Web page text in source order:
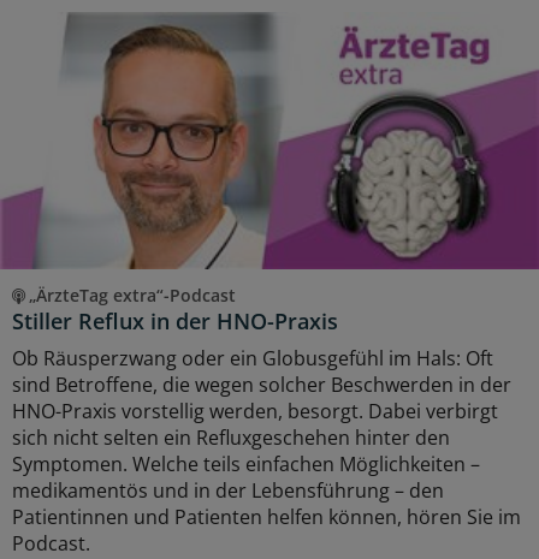
„ÄrzteTag extra“-Podcast
Stiller Reflux in der HNO-Praxis
Ob Räusperzwang oder ein Globusgefühl im Hals: Oft
sind Betroffene, die wegen solcher Beschwerden in der
HNO-Praxis vorstellig werden, besorgt. Dabei verbirgt
sich nicht selten ein Refluxgeschehen hinter den
Symptomen. Welche teils einfachen Möglichkeiten –
medikamentös und in der Lebensführung – den
Patientinnen und Patienten helfen können, hören Sie im
Podcast.